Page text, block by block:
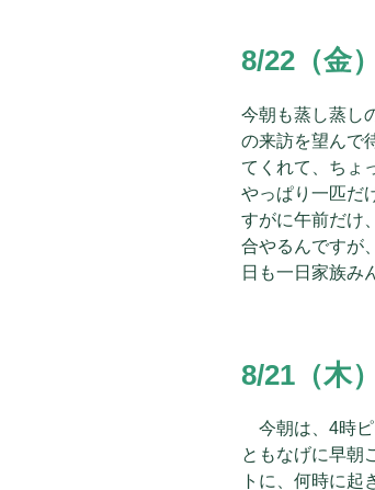
8/22（金）
今朝も蒸し蒸し
の来訪を望んで
てくれて、ちょ
やっぱり一匹だ
すがに午前だけ
合やるんですが
日も一日家族み
8/21（木）
今朝は、4時ピ
ともなげに早朝
トに、何時に起